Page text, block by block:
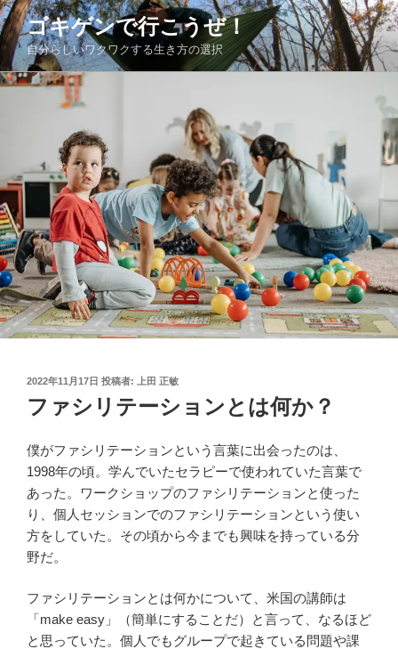
コ
ン
テ
ン
ッ
プ
ゴキゲンで行こうぜ！
自分らしいワクワクする生き方の選択
投
日:
2022年11月17日 投稿者: 上田 正敏
ファシリテーションとは何か？
僕がファシリテーションという言葉に出会ったのは、
1998年の頃。学んでいたセラピーで使われていた言葉で
あった。ワークショップのファシリテーションと使った
り、個人セッションでのファシリテーションという使い
方をしていた。その頃から今までも興味を持っている分
野だ。
ファシリテーションとは何かについて、米国の講師は
「make easy」（簡単にすることだ）と言って、なるほど
と思っていた。個人でもグループで起きている問題や課